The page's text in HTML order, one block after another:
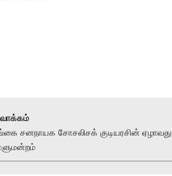
சனநாயக சோசலிசக் குடியரசின் ஏழாவது